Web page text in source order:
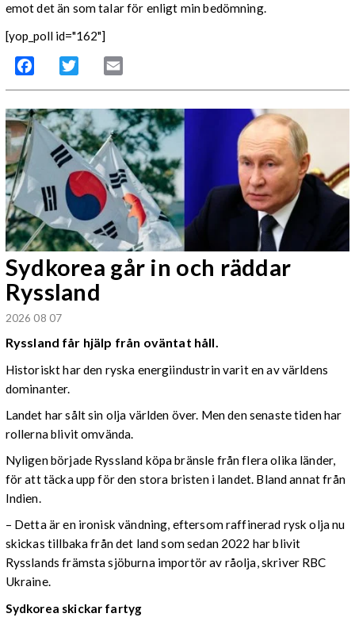
emot det än som talar för enligt min bedömning.
[yop_poll id="162"]
Facebook Twitter
Sydkorea går in och räddar
Ryssland
2026 08 07
Ryssland får hjälp från oväntat håll.
Historiskt har den ryska energiindustrin varit en av världens
dominanter.
Landet har sålt sin olja världen över. Men den senaste tiden har
rollerna blivit omvända.
Nyligen började Ryssland köpa bränsle från flera olika länder,
för att täcka upp för den stora bristen i landet. Bland annat från
Indien.
– Detta är en ironisk vändning, eftersom raffinerad rysk olja nu
skickas tillbaka från det land som sedan 2022 har blivit
Rysslands främsta sjöburna importör av råolja, skriver RBC
Ukraine.
Sydkorea skickar fartyg